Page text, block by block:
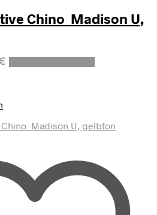
Chino Madison U,
Dieses
Die
auf
der
Produktseite
gewählt
werden